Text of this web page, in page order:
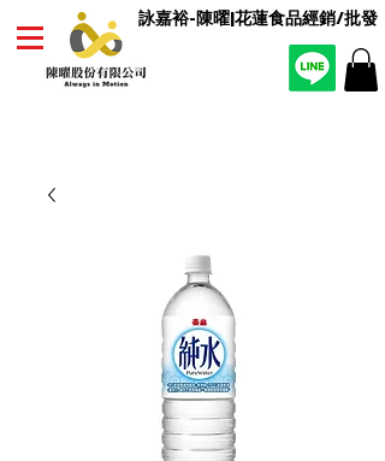
詠嘉裕-陳曜|花蓮食品經銷/批發